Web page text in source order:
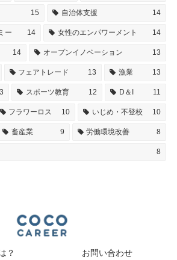
15 自治体支援 14
ー 14 女性のエンパワーメント 14
14 オープンイノベーション 13
フェアトレード 13 漁業 13
スポーツ教育 12 D＆I 11
フラワーロス 10 いじめ・不登校 10
畜産業 9 労働環境改善 8
8
？ お問い合わせ